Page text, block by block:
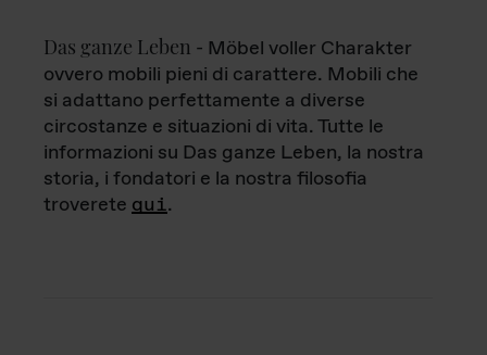
Das ganze Leben - Möbel voller Charakter
ovvero mobili pieni di carattere. Mobili che
si adattano perfettamente a diverse
circostanze e situazioni di vita. Tutte le
informazioni su Das ganze Leben, la nostra
storia, i fondatori e la nostra filosofia
troverete qui.